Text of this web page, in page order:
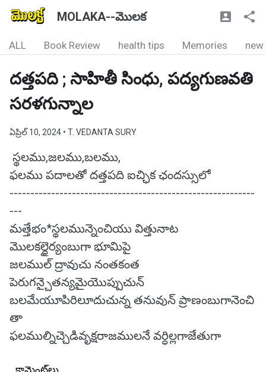
MOLAKA--మొలక
ALL Book Review health tips Memories new
దత్తపది ; సాహితీ సింధు, పద్యగుణవతి
సరళగున్నాల
ఏప్రిల్ 10, 2024 • T. VEDANTA SURY
స్థలము,జలము,బలము,
ఫలము పదాలతో దత్తపది ఐచ్ఛిక ఛందస్సులో
-----------------------------------------------------------
---
మత్తేభం*స్థలమున్నెంచియు విత్తునాట
మొలకల్ధైర్యంబుగా భూమిపై
జలముల్ ద్రావుచు నంతకంత
పెరుగన్చైతన్యమైయొప్పుచున్
బలమేయూపిరిలూదుచున్న తనువున్ ప్రాణంబుగానెంచి
తా
ఫలముల్నిచ్చెడివృక్షరాజములనే వర్ధిల్లగాజేతుగా
కామెంట్‌లు